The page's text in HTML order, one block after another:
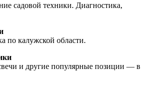
садовой техники. Диагностика,
по калужской области.
и другие популярные позиции — в